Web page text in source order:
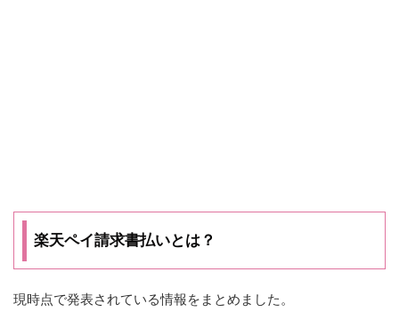
楽天ペイ請求書払いとは？
現時点で発表されている情報をまとめました。